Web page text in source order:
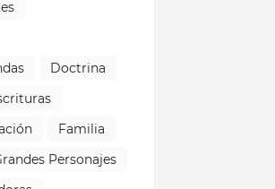
Doctrina
Familia
Personajes